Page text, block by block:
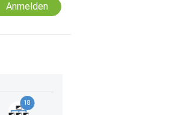
Anmelden
18